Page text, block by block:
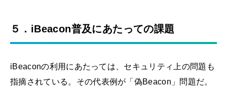
５．iBeacon普及にあたっての課題
iBeaconの利用にあたっては、セキュリティ上の問題も
指摘されている。その代表例が「偽Beacon」問題だ。